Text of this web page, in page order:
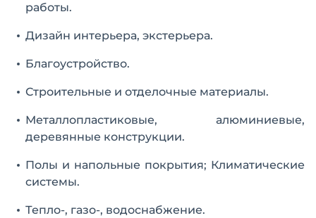
работы.
Дизайн интерьера, экстерьера.
Благоустройство.
Строительные и отделочные материалы.
Металлопластиковые, алюминиевые,
деревянные конструкции.
Полы и напольные покрытия; Климатические
системы.
Тепло-, газо-, водоснабжение.